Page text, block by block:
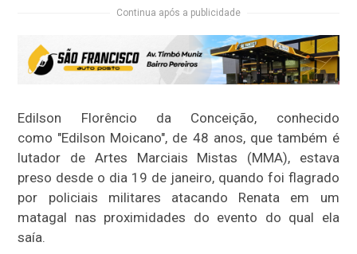
Continua após a publicidade
Edilson Florêncio da Conceição, conhecido
como "Edilson Moicano", de 48 anos, que também é
lutador de Artes Marciais Mistas (MMA), estava
preso desde o dia 19 de janeiro, quando foi flagrado
por policiais militares atacando Renata em um
matagal nas proximidades do evento do qual ela
saía.